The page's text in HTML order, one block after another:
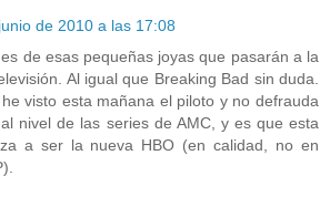
de 2010 a las 17:08
de esas pequeñas joyas que pasarán a la
Al igual que Breaking Bad sin duda.
visto esta mañana el piloto y no defrauda
nivel de las series de AMC, y es que esta
a ser la nueva HBO (en calidad, no en